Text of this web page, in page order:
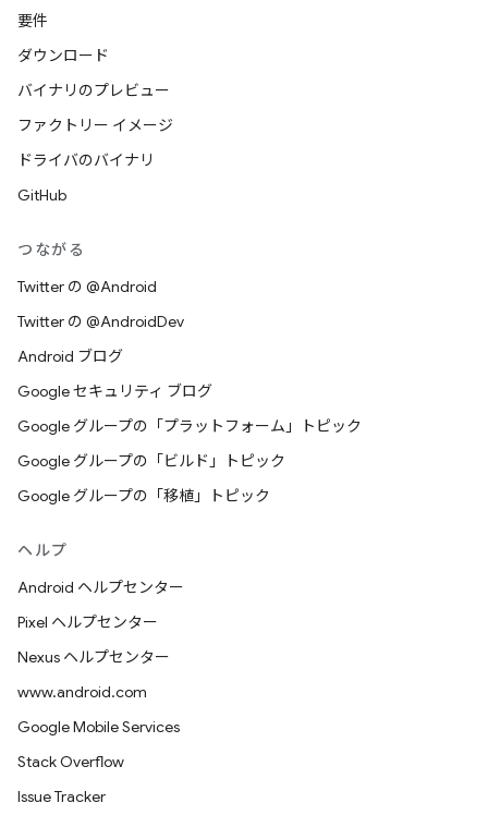
要件
ダウンロード
バイナリのプレビュー
ファクトリー イメージ
ドライバのバイナリ
GitHub
つながる
Twitter の @Android
Twitter の @AndroidDev
Android ブログ
Google セキュリティ ブログ
Google グループの「プラットフォーム」トピック
Google グループの「ビルド」トピック
Google グループの「移植」トピック
ヘルプ
Android ヘルプセンター
Pixel ヘルプセンター
Nexus ヘルプセンター
www.android.com
Google Mobile Services
Stack Overflow
Issue Tracker